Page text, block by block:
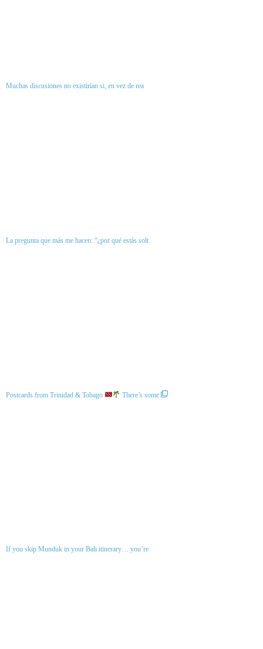
Muchas discusiones no existirían si, en vez de rea
La pregunta que más me hacen: “¿por qué estás solt
Postcards from Trinidad & Tobago There’s some
If you skip Munduk in your Bali itinerary… you’re